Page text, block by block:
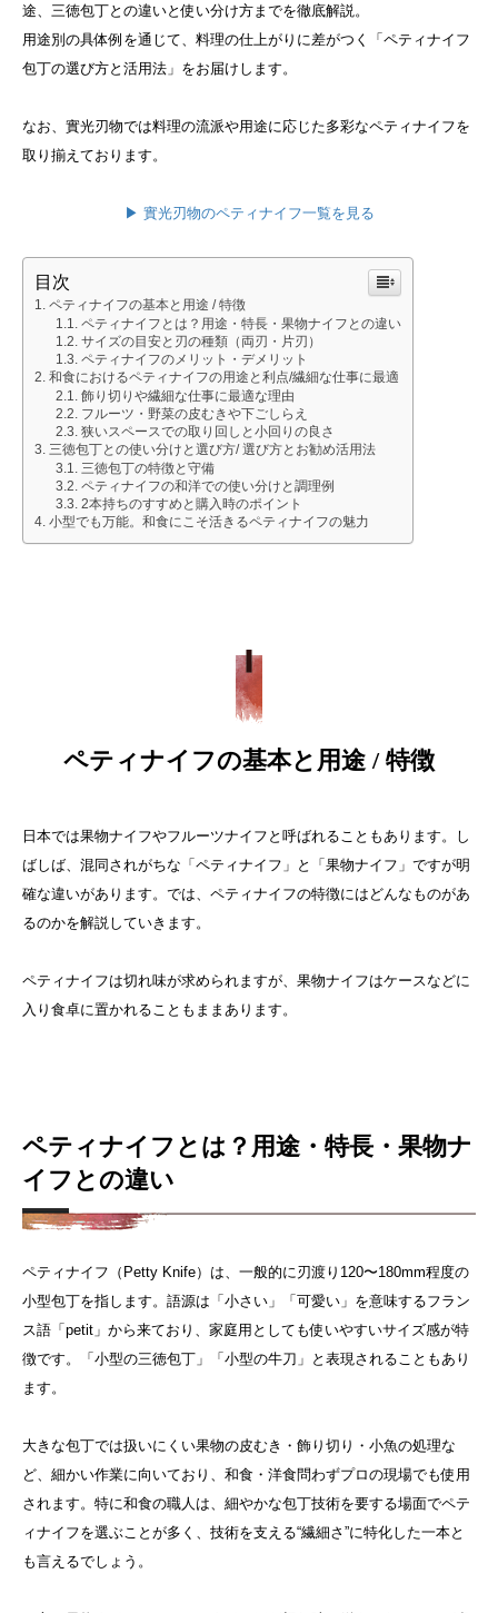
途、三徳包丁との違いと使い分け方までを徹底解説。
用途別の具体例を通じて、料理の仕上がりに差がつく「ペティナイフ
包丁の選び方と活用法」をお届けします。
なお、實光刃物では料理の流派や用途に応じた多彩なペティナイフを
取り揃えております。
▶︎ 實光刃物のペティナイフ一覧を見る
目次
ペティナイフの基本と用途 / 特徴
ペティナイフとは？用途・特長・果物ナイフとの違い
サイズの目安と刃の種類（両刃・片刃）
ペティナイフのメリット・デメリット
和食におけるペティナイフの用途と利点/繊細な仕事に最適
飾り切りや繊細な仕事に最適な理由
フルーツ・野菜の皮むきや下ごしらえ
狭いスペースでの取り回しと小回りの良さ
三徳包丁との使い分けと選び方/ 選び方とお勧め活用法
三徳包丁の特徴と守備
ペティナイフの和洋での使い分けと調理例
2本持ちのすすめと購入時のポイント
小型でも万能。和食にこそ活きるペティナイフの魅力
ペティナイフの基本と用途 / 特徴
日本では果物ナイフやフルーツナイフと呼ばれることもあります。
し
ばしば、混同されがちな「ペティナイフ」と「果物ナイフ」ですが明
確な違いがあります。では、ペティナイフの特徴にはどんなものがあ
るのかを解説していきます。
ペティナイフは切れ味が求められますが、果物ナイフはケースなどに
入り食卓に置かれることもままあります。
ペティナイフとは？用途・特長・果物ナ
イフとの違い
ペティナイフ（Petty Knife）は、一般的に刃渡り120〜180mm程度の
小型包丁を指します。語源は「小さい」「可愛い」を意味するフラン
ス語「petit」から来ており、家庭用としても使いやすいサイズ感が特
徴です。「小型の三徳包丁」「小型の牛刀」と表現されることもあり
ます。
大きな包丁では扱いにくい果物の皮むき・飾り切り・小魚の処理な
ど、細かい作業に向いており、和食・洋食問わずプロの現場でも使用
されます。 特に和食の職人は、細やかな包丁技術を要する場面でペテ
ィナイフを選ぶことが多く、技術を支える“繊細さ”に特化した一本と
も言えるでしょう。